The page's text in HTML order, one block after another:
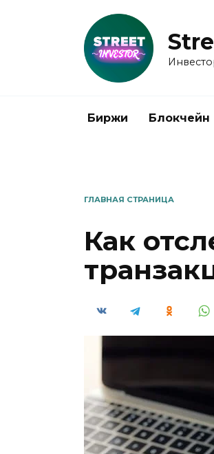
Биржи Блокчейн
ГЛАВНАЯ СТРАНИЦА
Как